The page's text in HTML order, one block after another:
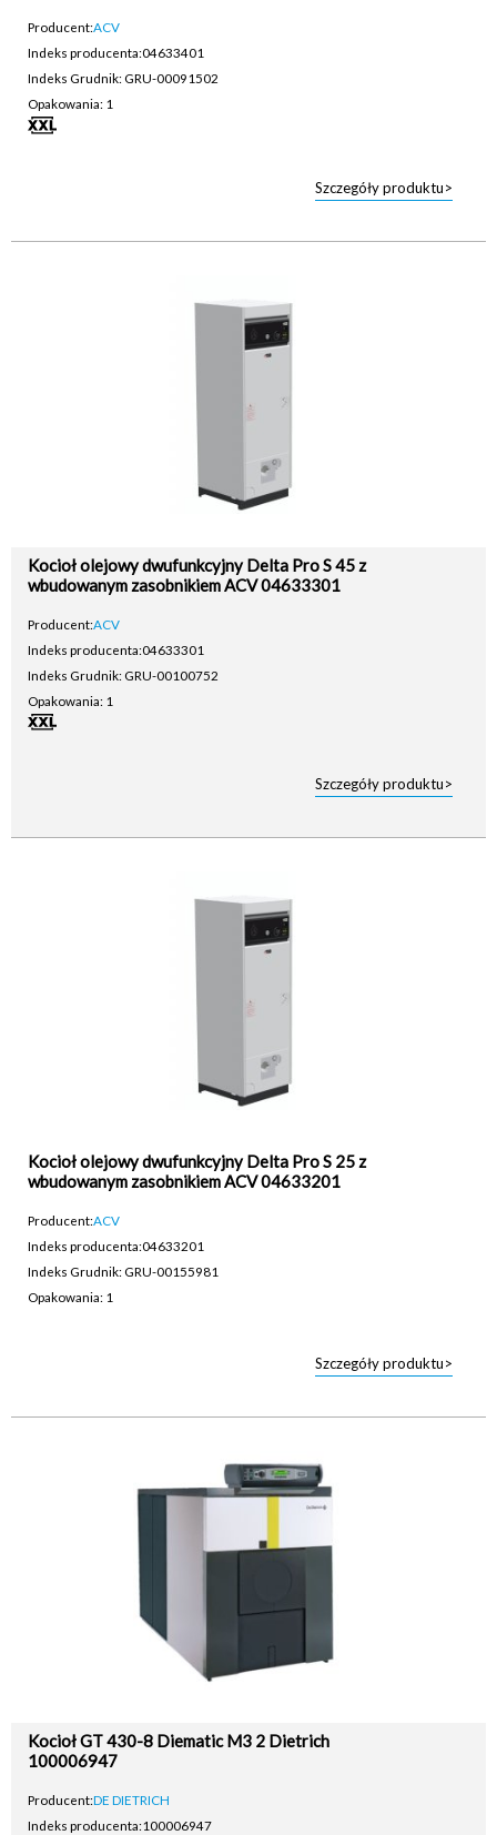
Producent:ACV
Indeks producenta:04633401
Indeks Grudnik: GRU-00091502
Opakowania: 1
Szczegóły produktu>
Kocioł olejowy dwufunkcyjny Delta Pro S 45 z
wbudowanym zasobnikiem ACV 04633301
Producent:ACV
Indeks producenta:04633301
Indeks Grudnik: GRU-00100752
Opakowania: 1
Szczegóły produktu>
Kocioł olejowy dwufunkcyjny Delta Pro S 25 z
wbudowanym zasobnikiem ACV 04633201
Producent:ACV
Indeks producenta:04633201
Indeks Grudnik: GRU-00155981
Opakowania: 1
Szczegóły produktu>
Kocioł GT 430-8 Diematic M3 2 Dietrich
100006947
Producent:DE DIETRICH
Indeks producenta:100006947